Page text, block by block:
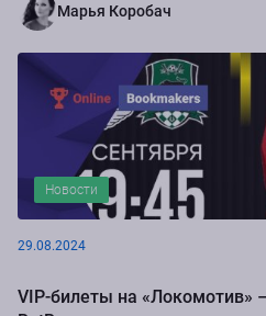
Марья Коробач
Новости
29.08.2024
VIP-билеты на «Локомотив»